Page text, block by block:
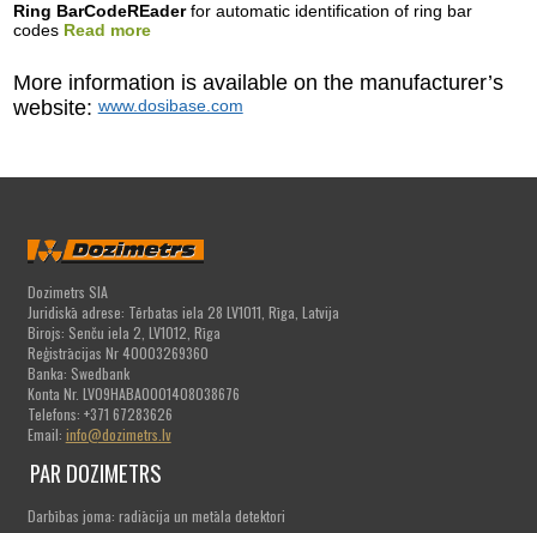
Ring BarCodeREaderfor automatic identification of ring bar
codes Read more
More information is available on the manufacturer’s
website:www.dosibase.com
Dozimetrs SIA
Juridiskā adrese: Tērbatas iela 28 LV1011, Rīga, Latvija
Birojs: Senču iela 2, LV1012, Rīga
Reģistrācijas Nr 40003269360
Banka: Swedbank
Konta Nr. LV09HABA0001408038676
Telefons: +371 67283626
Email: info@dozimetrs.lv
PAR DOZIMETRS
Darbības joma: radiācija un metāla detektori